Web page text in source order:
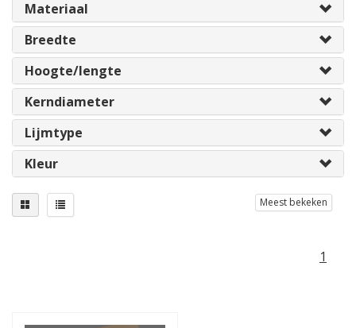
Materiaal
Breedte
Hoogte/lengte
Kerndiameter
Lijmtype
Kleur
Meest bekeken
1